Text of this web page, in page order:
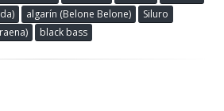
algarín (Belone Belone)
Siluro
black bass